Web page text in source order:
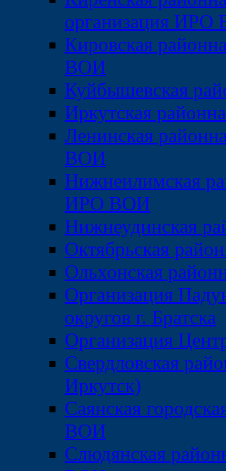
организация
Кировская
ВОИ
Куйбышевская
Иркутская
Ленинская
ВОИ
Нижнеилимская
ИРО ВОИ
Нижнеудинская
Октябрьская
Ольхонская
Организация
округов г. Братска
Организация
Свердловская
Иркутск)
Саянская
ВОИ
Слюдянская